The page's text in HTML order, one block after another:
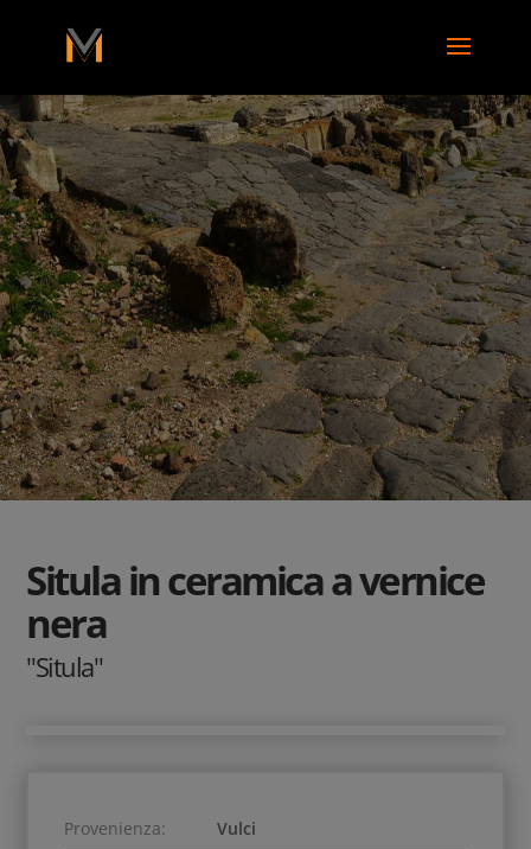
Situla in ceramica a vernice
nera
"Situla"
Provenienza: Vulci